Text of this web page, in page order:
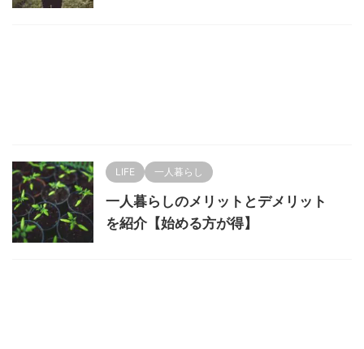
LIFE 一人暮らし
一人暮らしのメリットとデメリット
を紹介【始める方が得】